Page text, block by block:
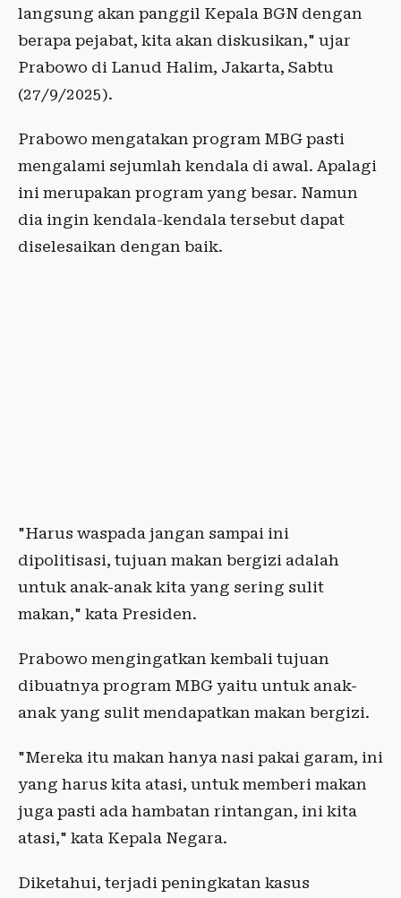
langsung akan panggil Kepala BGN dengan
berapa pejabat, kita akan diskusikan," ujar
Prabowo di Lanud Halim, Jakarta, Sabtu
(27/9/2025).
Prabowo mengatakan program MBG pasti
mengalami sejumlah kendala di awal. Apalagi
ini merupakan program yang besar. Namun
dia ingin kendala-kendala tersebut dapat
diselesaikan dengan baik.
"Harus waspada jangan sampai ini
dipolitisasi, tujuan makan bergizi adalah
untuk anak-anak kita yang sering sulit
makan," kata Presiden.
Prabowo mengingatkan kembali tujuan
dibuatnya program MBG yaitu untuk anak-
anak yang sulit mendapatkan makan bergizi.
"Mereka itu makan hanya nasi pakai garam, ini
yang harus kita atasi, untuk memberi makan
juga pasti ada hambatan rintangan, ini kita
atasi," kata Kepala Negara.
Diketahui, terjadi peningkatan kasus